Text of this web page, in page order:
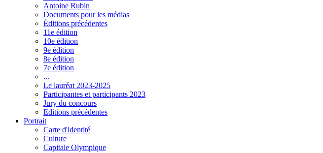
Antoine Rubin
Documents pour les médias
Éditions précédentes
11e édition
10e édition
9e édition
8e édition
7e édition
...
Le lauréat 2023-2025
Participantes et participants 2023
Jury du concours
Editions précédentes
Portrait
Carte d'identité
Culture
Capitale Olympique